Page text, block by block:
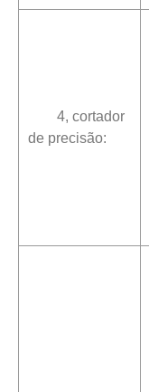
4, cortador
de precisão: